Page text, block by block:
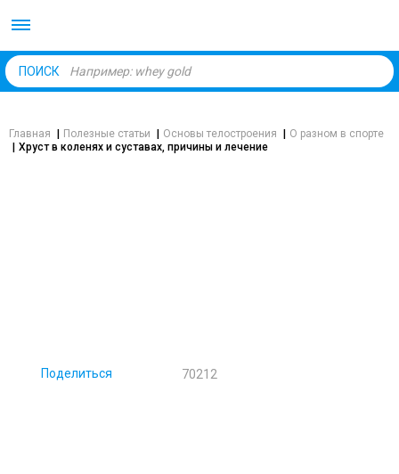
ПОИСК
Главная Полезные статьи Основы телостроения
О разном в спорте
Хруст в коленях и суставах, причины и лечение
Поделиться 70212